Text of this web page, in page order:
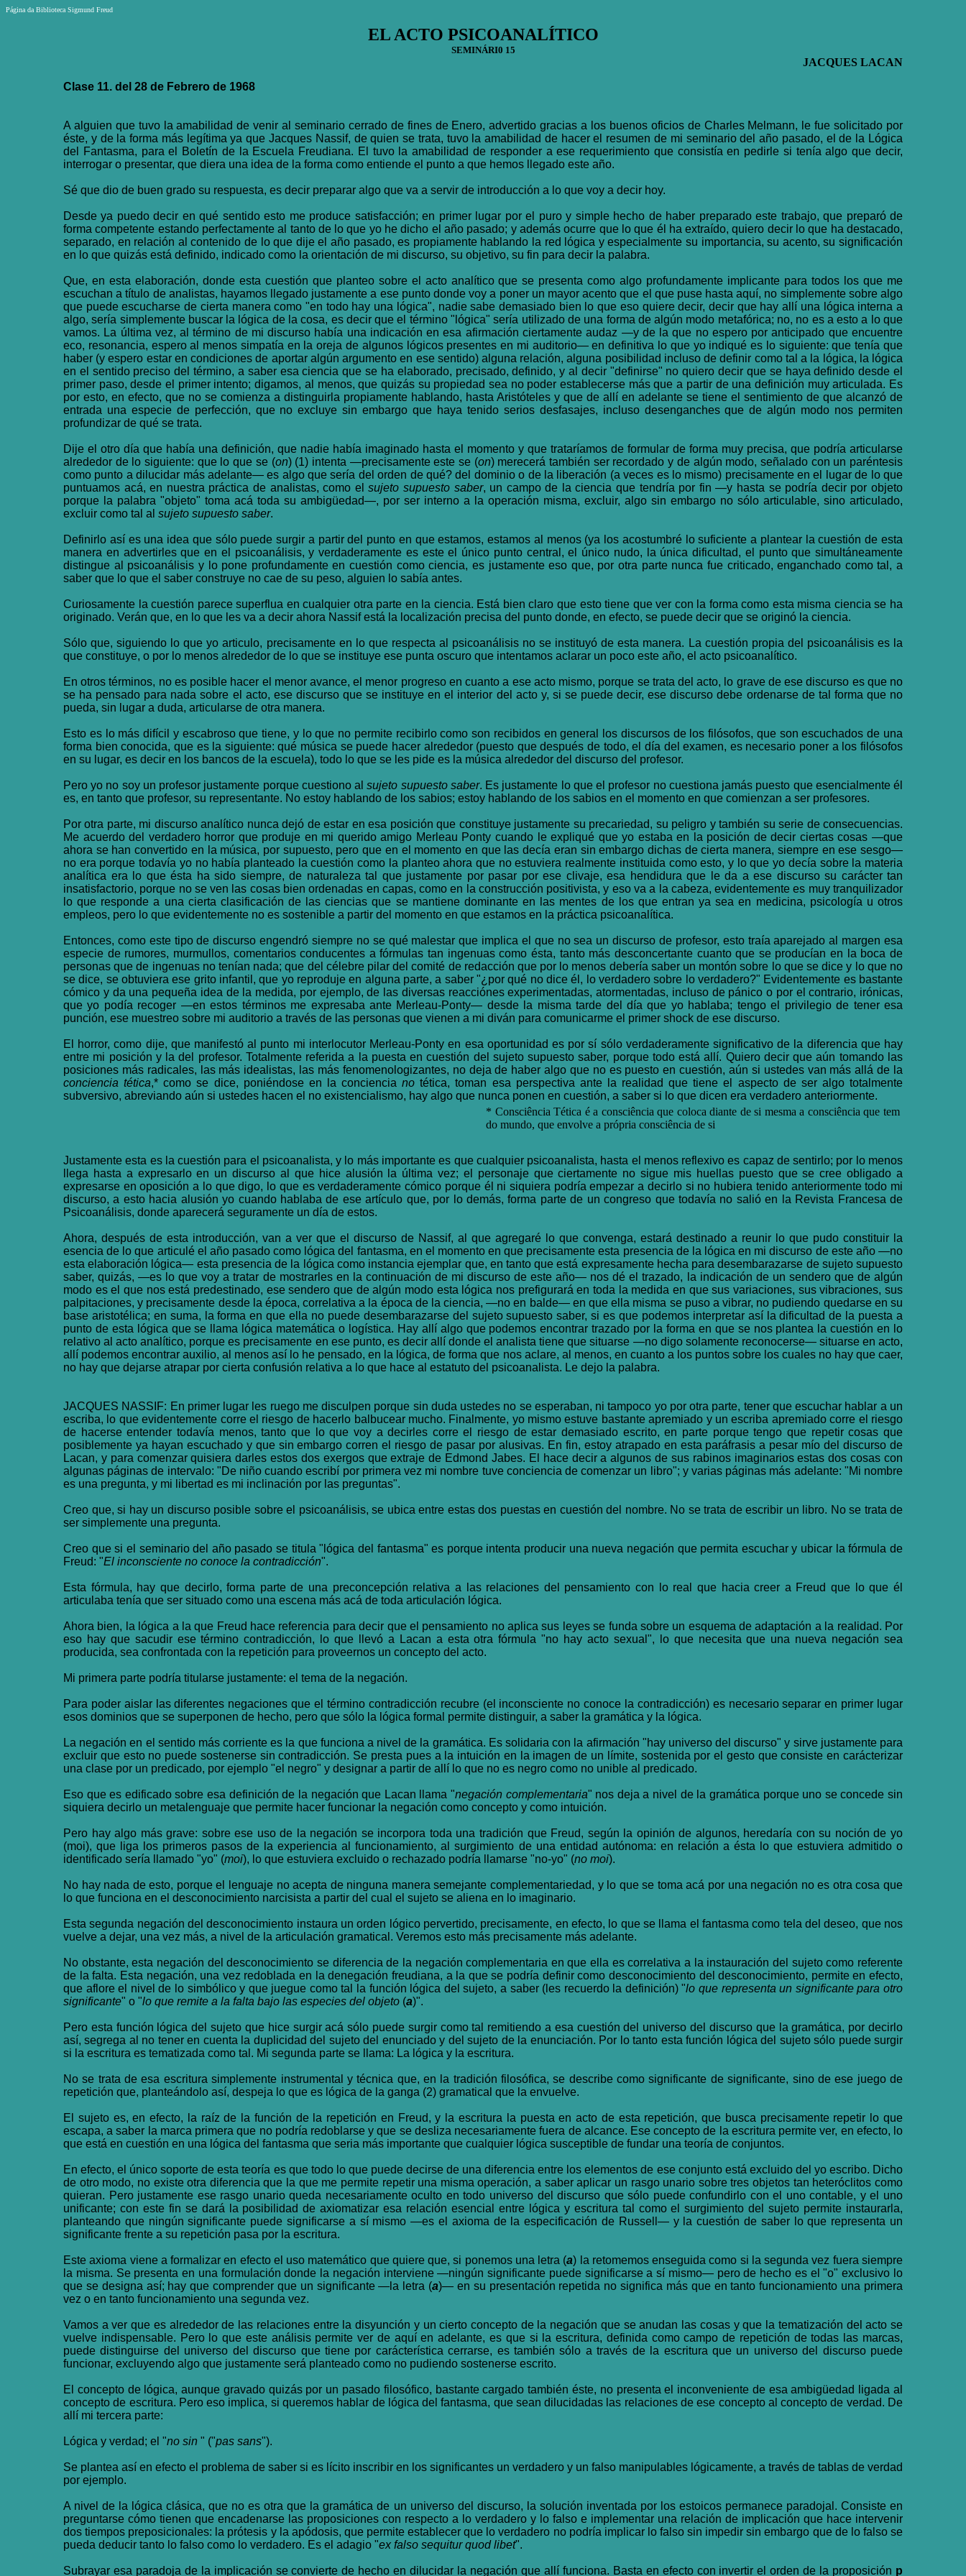
Página da Biblioteca Sigmund Freud
EL ACTO PSICOANALÍTICO
SEMINÁRI0 15
JACQUES LACAN
Clase 11. del 28 de Febrero de 1968
A alguien que tuvo la amabilidad de venir al seminario cerrado de fines de Enero, advertido gracias a los buenos oficios de Charles Melmann, le fue solicitado por
éste, y de la forma más legítima ya que Jacques Nassif, de quien se trata, tuvo la amabilidad de hacer el resumen de mi seminario del año pasado, el de la Lógica
del Fantasma, para el Boletín de la Escuela Freudiana. El tuvo la amabilidad de responder a ese requerimiento que consistía en pedirle si tenía algo que decir,
interrogar o presentar, que diera una idea de la forma como entiende el punto a que hemos llegado este año.
Sé que dio de buen grado su respuesta, es decir preparar algo que va a servir de introducción a lo que voy a decir hoy.
Desde ya puedo decir en qué sentido esto me produce satisfacción; en primer lugar por el puro y simple hecho de haber preparado este trabajo, que preparó de
forma competente estando perfectamente al tanto de lo que yo he dicho el año pasado; y además ocurre que lo que él ha extraído, quiero decir lo que ha destacado,
separado, en relación al contenido de lo que dije el año pasado, es propiamente hablando la red lógica y especialmente su importancia, su acento, su significación
en lo que quizás está definido, indicado como la orientación de mi discurso, su objetivo, su fin para decir la palabra.
Que, en esta elaboración, donde esta cuestión que planteo sobre el acto analítico que se presenta como algo profundamente implicante para todos los que me
escuchan a título de analistas, hayamos llegado justamente a ese punto donde voy a poner un mayor acento que el que puse hasta aquí, no simplemente sobre algo
que puede escucharse de cierta manera como "en todo hay una lógica", nadie sabe demasiado bien lo que eso quiere decir, decir que hay allí una lógica interna a
algo, sería simplemente buscar la lógica de la cosa, es decir que el término "lógica" sería utilizado de una forma de algún modo metafórica; no, no es a esto a lo que
vamos. La última vez, al término de mi discurso había una indicación en esa afirmación ciertamente audaz —y de la que no espero por anticipado que encuentre
eco, resonancia, espero al menos simpatía en la oreja de algunos lógicos presentes en mi auditorio— en definitiva lo que yo indiqué es lo siguiente: que tenía que
haber (y espero estar en condiciones de aportar algún argumento en ese sentido) alguna relación, alguna posibilidad incluso de definir como tal a la lógica, la lógica
en el sentido preciso del término, a saber esa ciencia que se ha elaborado, precisado, definido, y al decir "definirse" no quiero decir que se haya definido desde el
primer paso, desde el primer intento; digamos, al menos, que quizás su propiedad sea no poder establecerse más que a partir de una definición muy articulada. Es
por esto, en efecto, que no se comienza a distinguirla propiamente hablando, hasta Aristóteles y que de allí en adelante se tiene el sentimiento de que alcanzó de
entrada una especie de perfección, que no excluye sin embargo que haya tenido serios desfasajes, incluso desenganches que de algún modo nos permiten
profundizar de qué se trata.
Dije el otro día que había una definición, que nadie había imaginado hasta el momento y que trataríamos de formular de forma muy precisa, que podría articularse
alrededor de lo siguiente: que lo que se (on) (1) intenta —precisamente este se (on) merecerá también ser recordado y de algún modo, señalado con un paréntesis
como punto a dilucidar más adelante— es algo que sería del orden de qué? del dominio o de la liberación (a veces es lo mismo) precisamente en el lugar de lo que
puntuamos acá, en nuestra práctica de analistas, como elsujeto supuesto saber, un campo de la ciencia que tendría por fin —y hasta se podría decir por objeto
porque la palabra "objeto" toma acá toda su ambigüedad—, por ser interno a la operación misma, excluir, algo sin embargo no sólo articulable, sino articulado,
excluir como tal al sujeto supuesto saber.
Definirlo así es una idea que sólo puede surgir a partir del punto en que estamos, estamos al menos (ya los acostumbré lo suficiente a plantear la cuestión de esta
manera en advertirles que en el psicoanálisis, y verdaderamente es este el único punto central, el único nudo, la única dificultad, el punto que simultáneamente
distingue al psicoanálisis y lo pone profundamente en cuestión como ciencia, es justamente eso que, por otra parte nunca fue criticado, enganchado como tal, a
saber que lo que el saber construye no cae de su peso, alguien lo sabía antes.
Curiosamente la cuestión parece superflua en cualquier otra parte en la ciencia. Está bien claro que esto tiene que ver con la forma como esta misma ciencia se ha
originado. Verán que, en lo que les va a decir ahora Nassif está la localización precisa del punto donde, en efecto, se puede decir que se originó la ciencia.
Sólo que, siguiendo lo que yo articulo, precisamente en lo que respecta al psicoanálisis no se instituyó de esta manera. La cuestión propia del psicoanálisis es la
que constituye, o por lo menos alrededor de lo que se instituye ese punta oscuro que intentamos aclarar un poco este año, el acto psicoanalítico.
En otros términos, no es posible hacer el menor avance, el menor progreso en cuanto a ese acto mismo, porque se trata del acto, lo grave de ese discurso es que no
se ha pensado para nada sobre el acto, ese discurso que se instituye en el interior del acto y, si se puede decir, ese discurso debe ordenarse de tal forma que no
pueda, sin lugar a duda, articularse de otra manera.
Esto es lo más difícil y escabroso que tiene, y lo que no permite recibirlo como son recibidos en general los discursos de los filósofos, que son escuchados de una
forma bien conocida, que es la siguiente: qué música se puede hacer alrededor (puesto que después de todo, el día del examen, es necesario poner a los filósofos
en su lugar, es decir en los bancos de la escuela), todo lo que se les pide es la música alrededor del discurso del profesor.
Pero yo no soy un profesor justamente porque cuestiono alsujeto supuesto saber. Es justamente lo que el profesor no cuestiona jamás puesto que esencialmente él
es, en tanto que profesor, su representante. No estoy hablando de los sabios; estoy hablando de los sabios en el momento en que comienzan a ser profesores.
Por otra parte, mi discurso analítico nunca dejó de estar en esa posición que constituye justamente su precariedad, su peligro y también su serie de consecuencias.
Me acuerdo del verdadero horror que produje en mi querido amigo Merleau Ponty cuando le expliqué que yo estaba en la posición de decir ciertas cosas —que
ahora se han convertido en la música, por supuesto, pero que en el momento en que las decía eran sin embargo dichas de cierta manera, siempre en ese sesgo—
no era porque todavía yo no había planteado la cuestión como la planteo ahora que no estuviera realmente instituida como esto, y lo que yo decía sobre la materia
analítica era lo que ésta ha sido siempre, de naturaleza tal que justamente por pasar por ese clivaje, esa hendidura que le da a ese discurso su carácter tan
insatisfactorio, porque no se ven las cosas bien ordenadas en capas, como en la construcción positivista, y eso va a la cabeza, evidentemente es muy tranquilizador
lo que responde a una cierta clasificación de las ciencias que se mantiene dominante en las mentes de los que entran ya sea en medicina, psicología u otros
empleos, pero lo que evidentemente no es sostenible a partir del momento en que estamos en la práctica psicoanalítica.
Entonces, como este tipo de discurso engendró siempre no se qué malestar que implica el que no sea un discurso de profesor, esto traía aparejado al margen esa
especie de rumores, murmullos, comentarios conducentes a fórmulas tan ingenuas como ésta, tanto más desconcertante cuanto que se producían en la boca de
personas que de ingenuas no tenían nada; que del célebre pilar del comité de redacción que por lo menos debería saber un montón sobre lo que se dice y lo que no
se dice, se obtuviera ese grito infantil, que yo reproduje en alguna parte, a saber "¿por qué no dice él, lo verdadero sobre lo verdadero?" Evidentemente es bastante
cómico y da una pequeña idea de la medida, por ejemplo, de las diversas reacciónes experimentadas, atormentadas, incluso de pánico o por el contrario, irónicas,
que yo podía recoger —en estos términos me expresaba ante Merleau-Ponty— desde la misma tarde del día que yo hablaba; tengo el privilegio de tener esa
punción, ese muestreo sobre mi auditorio a través de las personas que vienen a mi diván para comunicarme el primer shock de ese discurso.
El horror, como dije, que manifestó al punto mi interlocutor Merleau-Ponty en esa oportunidad es por sí sólo verdaderamente significativo de la diferencia que hay
entre mi posición y la del profesor. Totalmente referida a la puesta en cuestión del sujeto supuesto saber, porque todo está allí. Quiero decir que aún tomando las
posiciones más radicales, las más idealistas, las más fenomenologizantes, no deja de haber algo que no es puesto en cuestión, aún si ustedes van más allá de la
conciencia tética,* como se dice, poniéndose en la concienciano tética, toman esa perspectiva ante la realidad que tiene el aspecto de ser algo totalmente
subversivo, abreviando aún si ustedes hacen el no existencialismo, hay algo que nunca ponen en cuestión, a saber si lo que dicen era verdadero anteriormente.
* Consciência Tética é a consciência que coloca diante de si mesma a consciência que tem
do mundo, que envolve a própria consciência de si
Justamente esta es la cuestión para el psicoanalista, y lo más importante es que cualquier psicoanalista, hasta el menos reflexivo es capaz de sentirlo; por lo menos
llega hasta a expresarlo en un discurso al que hice alusión la última vez; el personaje que ciertamente no sigue mis huellas puesto que se cree obligado a
expresarse en oposición a lo que digo, lo que es verdaderamente cómico porque él ni siquiera podría empezar a decirlo si no hubiera tenido anteriormente todo mi
discurso, a esto hacia alusión yo cuando hablaba de ese artículo que, por lo demás, forma parte de un congreso que todavía no salió en la Revista Francesa de
Psicoanálisis, donde aparecerá seguramente un día de estos.
Ahora, después de esta introducción, van a ver que el discurso de Nassif, al que agregaré lo que convenga, estará destinado a reunir lo que pudo constituir la
esencia de lo que articulé el año pasado como lógica del fantasma, en el momento en que precisamente esta presencia de la lógica en mi discurso de este año —no
esta elaboración lógica— esta presencia de la lógica como instancia ejemplar que, en tanto que está expresamente hecha para desembarazarse de sujeto supuesto
saber, quizás, —es lo que voy a tratar de mostrarles en la continuación de mi discurso de este año— nos dé el trazado, la indicación de un sendero que de algún
modo es el que nos está predestinado, ese sendero que de algún modo esta lógica nos prefigurará en toda la medida en que sus variaciones, sus vibraciones, sus
palpitaciones, y precisamente desde la época, correlativa a la época de la ciencia, —no en balde— en que ella misma se puso a vibrar, no pudiendo quedarse en su
base aristotélica; en suma, la forma en que ella no puede desembarazarse del sujeto supuesto saber, si es que podemos interpretar así la dificultad de la puesta a
punto de esta lógica que se llama lógica matemática o logística. Hay allí algo que podemos encontrar trazado por la forma en que se nos plantea la cuestión en lo
relativo al acto analítico, porque es precisamente en ese punto, es decir allí donde el analista tiene que situarse —no digo solamente reconocerse— situarse en acto,
allí podemos encontrar auxilio, al menos así lo he pensado, en la lógica, de forma que nos aclare, al menos, en cuanto a los puntos sobre los cuales no hay que caer,
no hay que dejarse atrapar por cierta confusión relativa a lo que hace al estatuto del psicoanalista. Le dejo la palabra.
JACQUES NASSIF: En primer lugar les ruego me disculpen porque sin duda ustedes no se esperaban, ni tampoco yo por otra parte, tener que escuchar hablar a un
escriba, lo que evidentemente corre el riesgo de hacerlo balbucear mucho. Finalmente, yo mismo estuve bastante apremiado y un escriba apremiado corre el riesgo
de hacerse entender todavía menos, tanto que lo que voy a decirles corre el riesgo de estar demasiado escrito, en parte porque tengo que repetir cosas que
posiblemente ya hayan escuchado y que sin embargo corren el riesgo de pasar por alusivas. En fin, estoy atrapado en esta paráfrasis a pesar mío del discurso de
Lacan, y para comenzar quisiera darles estos dos exergos que extraje de Edmond Jabes. El hace decir a algunos de sus rabinos imaginarios estas dos cosas con
algunas páginas de intervalo: "De niño cuando escribí por primera vez mi nombre tuve conciencia de comenzar un libro"; y varias páginas más adelante: "Mi nombre
es una pregunta, y mi libertad es mi inclinación por las preguntas".
Creo que, si hay un discurso posible sobre el psicoanálisis, se ubica entre estas dos puestas en cuestión del nombre. No se trata de escribir un libro. No se trata de
ser simplemente una pregunta.
Creo que si el seminario del año pasado se titula "lógica del fantasma" es porque intenta producir una nueva negación que permita escuchar y ubicar la fórmula de
Freud: "El inconsciente no conoce la contradicción".
Esta fórmula, hay que decirlo, forma parte de una preconcepción relativa a las relaciones del pensamiento con lo real que hacia creer a Freud que lo que él
articulaba tenía que ser situado como una escena más acá de toda articulación lógica.
Ahora bien, la lógica a la que Freud hace referencia para decir que el pensamiento no aplica sus leyes se funda sobre un esquema de adaptación a la realidad. Por
eso hay que sacudir ese término contradicción, lo que llevó a Lacan a esta otra fórmula "no hay acto sexual", lo que necesita que una nueva negación sea
producida, sea confrontada con la repetición para proveernos un concepto del acto.
Mi primera parte podría titularse justamente: el tema de la negación.
Para poder aislar las diferentes negaciones que el término contradicción recubre (el inconsciente no conoce la contradicción) es necesario separar en primer lugar
esos dominios que se superponen de hecho, pero que sólo la lógica formal permite distinguir, a saber la gramática y la lógica.
La negación en el sentido más corriente es la que funciona a nivel de la gramática. Es solidaria con la afirmación "hay universo del discurso" y sirve justamente para
excluir que esto no puede sostenerse sin contradicción. Se presta pues a la intuición en la imagen de un límite, sostenida por el gesto que consiste en carácterizar
una clase por un predicado, por ejemplo "el negro" y designar a partir de allí lo que no es negro como no unible al predicado.
Eso que es edificado sobre esa definición de la negación que Lacan llama "negación complementaria" nos deja a nivel de la gramática porque uno se concede sin
siquiera decirlo un metalenguaje que permite hacer funcionar la negación como concepto y como intuición.
Pero hay algo más grave: sobre ese uso de la negación se incorpora toda una tradición que Freud, según la opinión de algunos, heredaría con su noción de yo
(moi), que liga los primeros pasos de la experiencia al funcionamiento, al surgimiento de una entidad autónoma: en relación a ésta lo que estuviera admitido o
identificado sería llamado "yo" (moi), lo que estuviera excluido o rechazado podría llamarse "no-yo" (no moi).
No hay nada de esto, porque el lenguaje no acepta de ninguna manera semejante complementariedad, y lo que se toma acá por una negación no es otra cosa que
lo que funciona en el desconocimiento narcisista a partir del cual el sujeto se aliena en lo imaginario.
Esta segunda negación del desconocimiento instaura un orden lógico pervertido, precisamente, en efecto, lo que se llama el fantasma como tela del deseo, que nos
vuelve a dejar, una vez más, a nivel de la articulación gramatical. Veremos esto más precisamente más adelante.
No obstante, esta negación del desconocimiento se diferencia de la negación complementaria en que ella es correlativa a la instauración del sujeto como referente
de la falta. Esta negación, una vez redoblada en la denegación freudiana, a la que se podría definir como desconocimiento del desconocimiento, permite en efecto,
que aflore el nivel de lo simbólico y que juegue como tal la función lógica del sujeto, a saber (les recuerdo la definición) "lo que representa un significante para otro
significante" o "lo que remite a la falta bajo las especies del objeto (a)".
Pero esta función lógica del sujeto que hice surgir acá sólo puede surgir como tal remitiendo a esa cuestión del universo del discurso que la gramática, por decirlo
así, segrega al no tener en cuenta la duplicidad del sujeto del enunciado y del sujeto de la enunciación. Por lo tanto esta función lógica del sujeto sólo puede surgir
si la escritura es tematizada como tal. Mi segunda parte se llama: La lógica y la escritura.
No se trata de esa escritura simplemente instrumental y técnica que, en la tradición filosófica, se describe como significante de significante, sino de ese juego de
repetición que, planteándolo así, despeja lo que es lógica de la ganga (2) gramatical que la envuelve.
El sujeto es, en efecto, la raíz de la función de la repetición en Freud, y la escritura la puesta en acto de esta repetición, que busca precisamente repetir lo que
escapa, a saber la marca primera que no podría redoblarse y que se desliza necesariamente fuera de alcance. Ese concepto de la escritura permite ver, en efecto, lo
que está en cuestión en una lógica del fantasma que seria más importante que cualquier lógica susceptible de fundar una teoría de conjuntos.
En efecto, el único soporte de esta teoría es que todo lo que puede decirse de una diferencia entre los elementos de ese conjunto está excluido del yo escribo. Dicho
de otro modo, no existe otra diferencia que la que me permite repetir una misma operación, a saber aplicar un rasgo unario sobre tres objetos tan heteróclitos como
quieran. Pero justamente ese rasgo unario queda necesariamente oculto en todo universo del discurso que sólo puede confundirlo con el uno contable, y el uno
unificante; con este fin se dará la posibilidad de axiomatizar esa relación esencial entre lógica y escritura tal como el surgimiento del sujeto permite instaurarla,
planteando que ningún significante puede significarse a sí mismo —es el axioma de la especificación de Russell— y la cuestión de saber lo que representa un
significante frente a su repetición pasa por la escritura.
Este axioma viene a formalizar en efecto el uso matemático que quiere que, si ponemos una letra (a) la retomemos enseguida como si la segunda vez fuera siempre
la misma. Se presenta en una formulación donde la negación interviene —ningún significante puede significarse a sí mismo— pero de hecho es el "o" exclusivo lo
que se designa así; hay que comprender que un significante —la letra (a)— en su presentación repetida no significa más que en tanto funcionamiento una primera
vez o en tanto funcionamiento una segunda vez.
Vamos a ver que es alrededor de las relaciones entre la disyunción y un cierto concepto de la negación que se anudan las cosas y que la tematización del acto se
vuelve indispensable. Pero lo que este análisis permite ver de aquí en adelante, es que si la escritura, definida como campo de repetición de todas las marcas,
puede distinguirse del universo del discurso que tiene por carácterística cerrarse, es también sólo a través de la escritura que un universo del discurso puede
funcionar, excluyendo algo que justamente será planteado como no pudiendo sostenerse escrito.
El concepto de lógica, aunque gravado quizás por un pasado filosófico, bastante cargado también éste, no presenta el inconveniente de esa ambigüedad ligada al
concepto de escritura. Pero eso implica, si queremos hablar de lógica del fantasma, que sean dilucidadas las relaciones de ese concepto al concepto de verdad. De
allí mi tercera parte:
Lógica y verdad; el "no sin " ("pas sans").
Se plantea así en efecto el problema de saber si es lícito inscribir en los significantes un verdadero y un falso manipulables lógicamente, a través de tablas de verdad
por ejemplo.
A nivel de la lógica clásica, que no es otra que la gramática de un universo del discurso, la solución inventada por los estoicos permanece paradojal. Consiste en
preguntarse cómo tienen que encadenarse las proposiciones con respecto a lo verdadero y lo falso e implementar una relación de implicación que hace intervenir
dos tiempos preposicionales: la prótesis y la apódosis, que permite establecer que lo verdadero no podría implicar lo falso sin impedir sin embargo que de lo falso se
pueda deducir tanto lo falso como lo verdadero. Es el adagio "ex falso sequitur quod libet".
Subrayar esa paradoja de la implicación se convierte de hecho en dilucidar la negación que allí funciona. Basta en efecto con invertir el orden de la proposición p